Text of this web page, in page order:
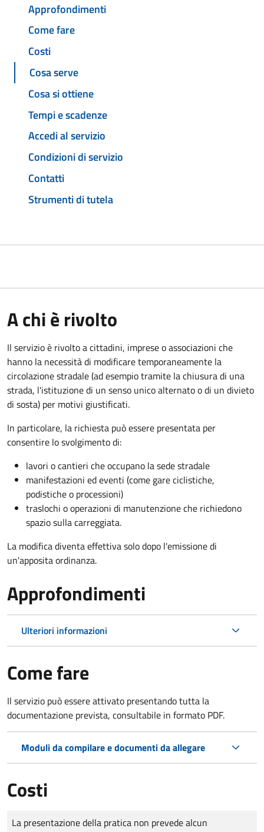
Approfondimenti
Come fare
Costi
Cosa serve
Cosa si ottiene
Tempi e scadenze
Accedi al servizio
Condizioni di servizio
Contatti
Strumenti di tutela
A chi è rivolto
Il servizio è rivolto a cittadini, imprese o associazioni che
hanno la necessità di modificare temporaneamente la
circolazione stradale (ad esempio tramite la chiusura di una
strada, l'istituzione di un senso unico alternato o di un divieto
di sosta) per motivi giustificati.
In particolare, la richiesta può essere presentata per
consentire lo svolgimento di:
lavori o cantieri che occupano la sede stradale
manifestazioni ed eventi (come gare ciclistiche,
podistiche o processioni)
traslochi o operazioni di manutenzione che richiedono
spazio sulla carreggiata.
La modifica diventa effettiva solo dopo l'emissione di
un'apposita ordinanza.
Approfondimenti
Ulteriori informazioni
Come fare
Il servizio può essere attivato presentando tutta la
documentazione prevista, consultabile in formato PDF.
Moduli da compilare e documenti da allegare
Costi
Tipo di pagamento
Importo
La presentazione della pratica non prevede alcun